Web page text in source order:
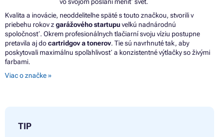
vo svojom poslaní meniť svet.
Kvalita a inovácie, neoddeliteľne späté s touto značkou, stvorili v
priebehu rokov zgarážového startupuveľkú nadnárodnú
spoločnosť. Okrem profesionálnych tlačiarní svoju víziu postupne
pretavila aj docartridgov a tonerov. Tie sú navrhnuté tak, aby
poskytovali maximálnu spoľahlivosť a konzistentné výtlačky so živými
farbami.
Viac o značke »
TIP